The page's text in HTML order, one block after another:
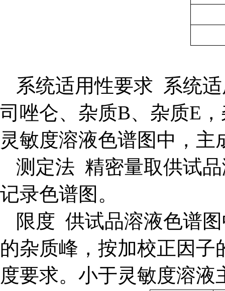
系统适用性要求 系统
司唑仑、杂质B、杂质E
灵敏度溶液色谱图中，
测定法 精密量取供试
记录色谱图。
限度 供试品溶液色谱
的杂质峰，按加校正因
度要求。小于灵敏度溶